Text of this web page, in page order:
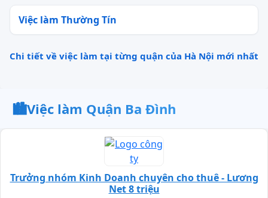
Việc làm Thường Tín
Chi tiết về việc làm tại từng quận của Hà Nội mới nhất
🏙️Việc làm Quận Ba Đình
Trưởng nhóm Kinh Doanh chuyên cho thuê - Lương
Net 8 triệu